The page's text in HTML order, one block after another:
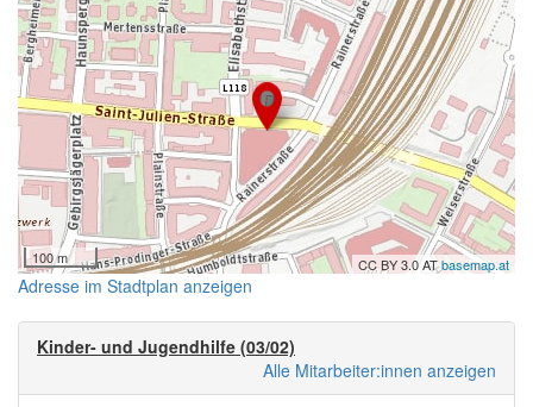
100 m CC BY 3.0 ATbasemap.at
Adresse im Stadtplan anzeigen
Kinder- und Jugendhilfe (03/02)
Alle Mitarbeiter:innen anzeigen